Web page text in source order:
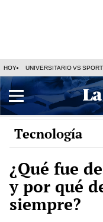
HOY UNIVERSITARIO VS
Tecnología
¿Qué fue
y por qué
siempre?